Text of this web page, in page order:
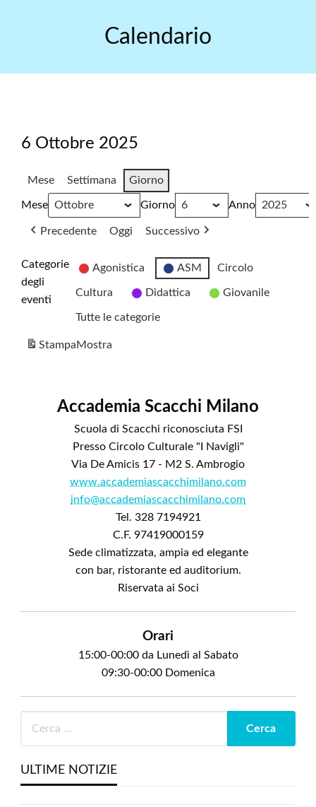
Calendario
6 Ottobre 2025
Mese Settimana Giorno
Mese Giorno Anno
Precedente Oggi Successivo
Categorie
degli
eventi
Agonistica ASM Circolo
Cultura Didattica Giovanile
Tutte le categorie
StampaMostra
Accademia Scacchi Milano
Scuola di Scacchi riconosciuta FSI
Presso Circolo Culturale "I Navigli"
Via De Amicis 17 - M2 S. Ambrogio
www.accademiascacchimilano.com
info@accademiascacchimilano.com
Tel. 328 7194921
C.F. 97419000159
Sede climatizzata, ampia ed elegante
con bar, ristorante ed auditorium.
Riservata ai Soci
Orari
15:00-00:00 da Lunedì al Sabato
09:30-00:00 Domenica
ULTIME NOTIZIE